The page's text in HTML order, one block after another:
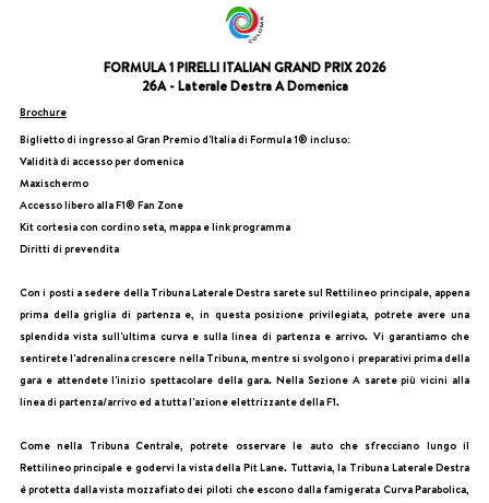
FORMULA 1 PIRELLI ITALIAN GRAND PRIX 2026
26A - Laterale Destra A Domenica
Brochure
Biglietto di ingresso al Gran Premio d'Italia di Formula 1® incluso:
Validità di accesso per domenica
Maxischermo
Accesso libero alla F1® Fan Zone
Kit cortesia con cordino seta, mappa e link programma
Diritti di prevendita
Con i posti a sedere della Tribuna Laterale Destra sarete sul Rettilineo principale, appena
prima della griglia di partenza e, in questa posizione privilegiata, potrete avere una
splendida vista sull'ultima curva e sulla linea di partenza e arrivo. Vi garantiamo che
sentirete l'adrenalina crescere nella Tribuna, mentre si svolgono i preparativi prima della
gara e attendete l'inizio spettacolare della gara. Nella Sezione A sarete più vicini alla
linea di partenza/arrivo ed a tutta l'azione elettrizzante della F1.
Come nella Tribuna Centrale, potrete osservare le auto che sfrecciano lungo il
Rettilineo principale e godervi la vista della Pit Lane. Tuttavia, la Tribuna Laterale Destra
è protetta dalla vista mozzafiato dei piloti che escono dalla famigerata Curva Parabolica,